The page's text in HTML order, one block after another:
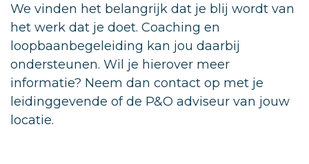
We vinden het belangrijk dat je blij wordt van
het werk dat je doet. Coaching en
loopbaanbegeleiding kan jou daarbij
ondersteunen. Wil je hierover meer
informatie? Neem dan contact op met je
leidinggevende of de P&O adviseur van jouw
locatie.